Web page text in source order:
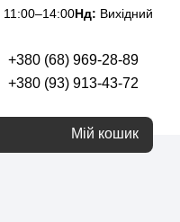
11:00–14:00Нд: Вихідний
+380 (68) 969-28-89
+380 (93) 913-43-72
Мій кошик